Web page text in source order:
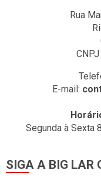
Rua
E-mail:
Segunda à Sexta
SIGA A BIG LAR